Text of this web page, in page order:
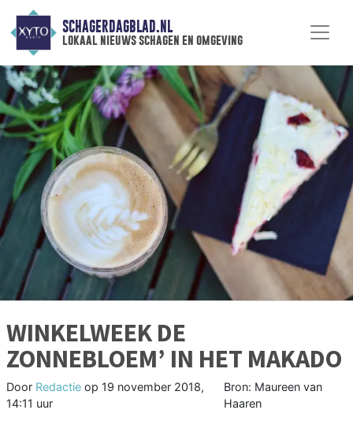
SCHAGERDAGBLAD.NL
lokaal nieuws schagen en omgeving
WINKELWEEK DE
ZONNEBLOEM’ IN HET MAKADO
Door Redactie op 19 november 2018,
14:11 uur
Bron: Maureen van
Haaren